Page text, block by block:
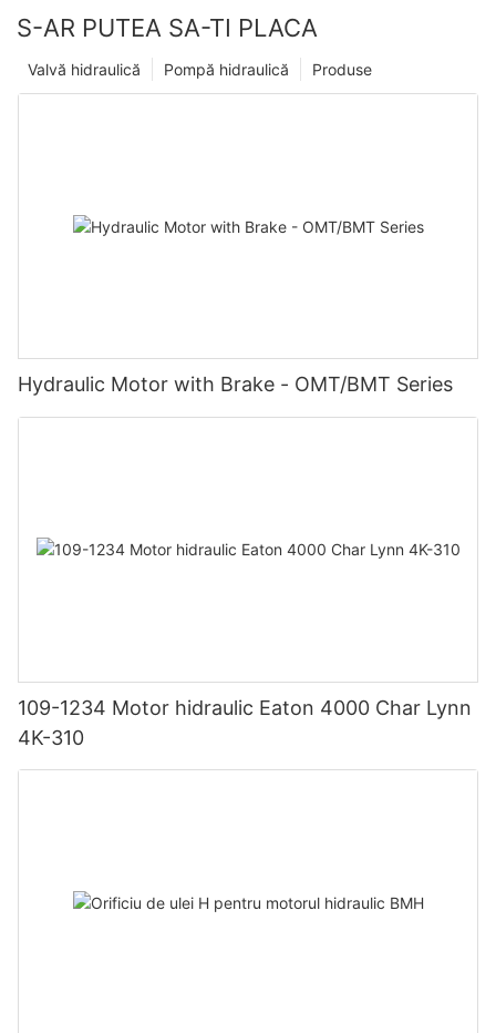
S-AR PUTEA SA-TI PLACA
Produse
Pompă hidraulică
Valvă hidraulică
Hydraulic Motor with Brake - OMT/BMT Series
109-1234 Motor hidraulic Eaton 4000 Char Lynn
4K-310